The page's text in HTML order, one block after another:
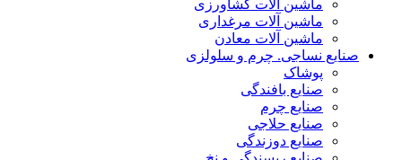
ماشین آلات کشاورزی
ماشین آلات مرغداری
ماشین آلات معادن
صنایع نساجی. چرم و سلولزی
پوشاک
صنایع بافندگی
صنایع چرم
صنایع حلاجی
صنایع دوزندگی